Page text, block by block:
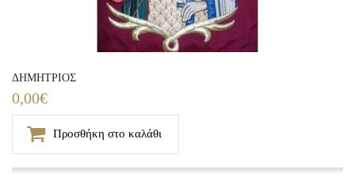
ΔΗΜΗΤΡΙΟΣ
0,00€
Προσθήκη στο καλάθι